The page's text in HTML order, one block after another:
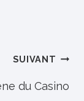
SUIVANT
du Casino